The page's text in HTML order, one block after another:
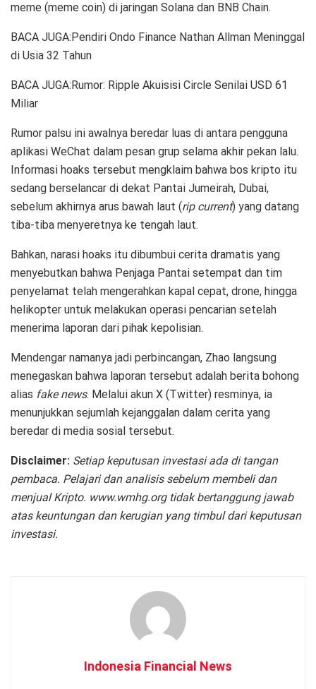
meme (meme coin) di jaringan Solana dan BNB Chain.
BACA JUGA:Pendiri Ondo Finance Nathan Allman Meninggal
di Usia 32 Tahun
BACA JUGA:Rumor: Ripple Akuisisi Circle Senilai USD 61
Miliar
Rumor palsu ini awalnya beredar luas di antara pengguna
aplikasi WeChat dalam pesan grup selama akhir pekan lalu.
Informasi hoaks tersebut mengklaim bahwa bos kripto itu
sedang berselancar di dekat Pantai Jumeirah, Dubai,
sebelum akhirnya arus bawah laut (rip current) yang datang
tiba-tiba menyeretnya ke tengah laut.
Bahkan, narasi hoaks itu dibumbui cerita dramatis yang
menyebutkan bahwa Penjaga Pantai setempat dan tim
penyelamat telah mengerahkan kapal cepat, drone, hingga
helikopter untuk melakukan operasi pencarian setelah
menerima laporan dari pihak kepolisian.
Mendengar namanya jadi perbincangan, Zhao langsung
menegaskan bahwa laporan tersebut adalah berita bohong
alias fake news. Melalui akun X (Twitter) resminya, ia
menunjukkan sejumlah kejanggalan dalam cerita yang
beredar di media sosial tersebut.
Disclaimer: Setiap keputusan investasi ada di tangan
pembaca. Pelajari dan analisis sebelum membeli dan
menjual Kripto. www.wmhg.org tidak bertanggung jawab
atas keuntungan dan kerugian yang timbul dari keputusan
investasi.
Indonesia Financial News